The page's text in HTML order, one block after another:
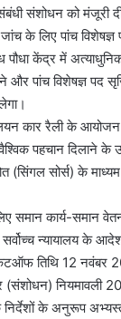
संशोधन को मंजूरी
के लिए पांच
केंद्र में
पांच विशेषज्ञ पद
कार रैली के आयोजन
पहचान दिलाने
(सिंगल सोर्स) के
समान कार्य-समान
न्यायालय के
तिथि 12 नवंबर
(संशोधन) नियमावली
निर्देशों के अनुरूप